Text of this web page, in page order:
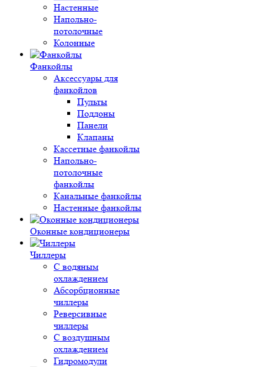
Настенные
Напольно-
потолочные
Колонные
Фанкойлы
Аксессуары для
фанкойлов
Пульты
Поддоны
Панели
Клапаны
Кассетные фанкойлы
Напольно-
потолочные
фанкойлы
Канальные фанкойлы
Настенные фанкойлы
Оконные кондиционеры
Чиллеры
С водяным
охлаждением
Абсорбционные
чиллеры
Реверсивные
чиллеры
С воздушным
охлаждением
Гидромодули